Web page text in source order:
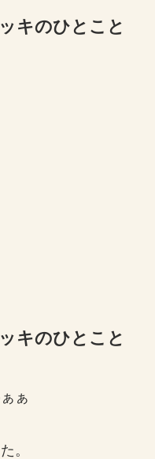
キのひとこと
キのひとこと
ぁ
。